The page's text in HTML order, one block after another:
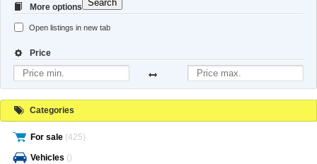
More options
Open listings in new tab
Price
Search
Categories
For sale (425)
Vehicles ()